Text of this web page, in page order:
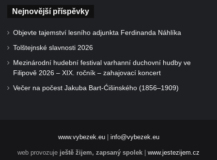
Nejnovější příspěvky
Objevte tajemství lesního adjunkta Ferdinanda Náhlíka
Tolštejnské slavnosti 2026
Mezinárodní hudební festival varhanní duchovní hudby ve
Filipově 2026 – XIX. ročník – zahajovací koncert
Večer na počest Jakuba Bart-Ćišinského (1856–1909)
www.vybezek.eu| info@vybezek.eu
web provozuje ještě žijem, zapsaný spolek | www.jestezijem.cz